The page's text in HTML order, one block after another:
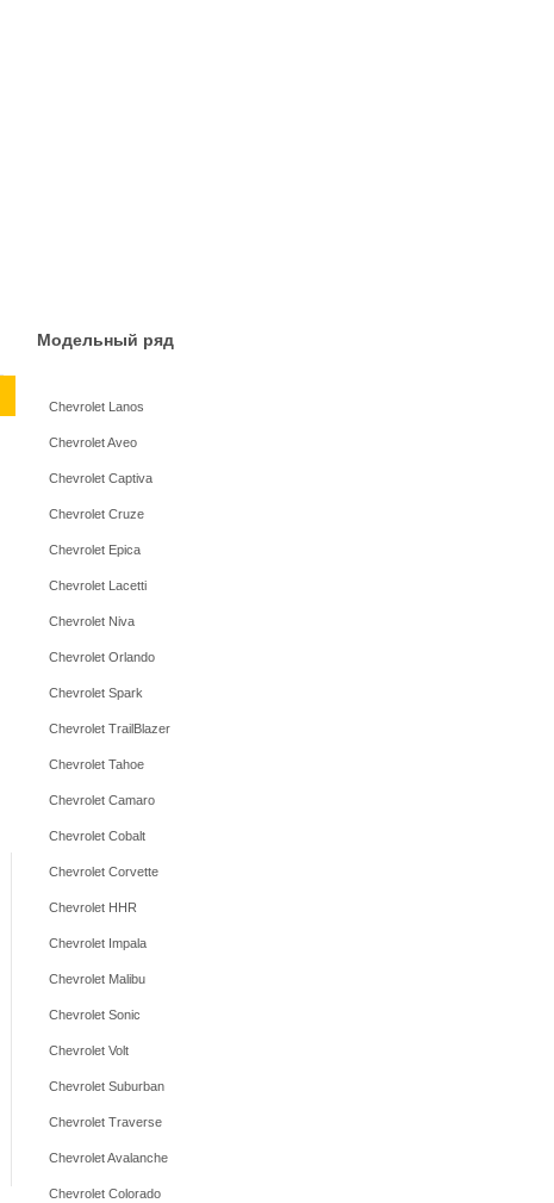
Модельный ряд
Chevrolet Lanos
Chevrolet Aveo
Chevrolet Captiva
Chevrolet Cruze
Chevrolet Epica
Chevrolet Lacetti
Chevrolet Niva
Chevrolet Orlando
Chevrolet Spark
Chevrolet TrailBlazer
Chevrolet Tahoe
Chevrolet Camaro
Chevrolet Cobalt
Chevrolet Corvette
Chevrolet HHR
Chevrolet Impala
Chevrolet Malibu
Chevrolet Sonic
Chevrolet Volt
Chevrolet Suburban
Chevrolet Traverse
Chevrolet Avalanche
Chevrolet Colorado